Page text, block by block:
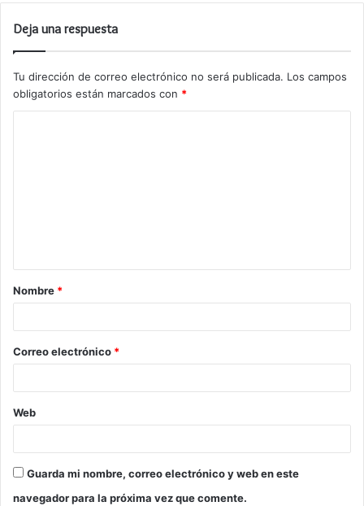
Deja una respuesta
Tu dirección de correo electrónico no será publicada. Los campos
obligatorios están marcados con *
a
r
*
Nombre *
Correo electrónico *
Web
Guarda mi nombre, correo electrónico y web en este
navegador para la próxima vez que comente.